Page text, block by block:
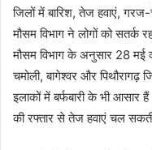
जिलों में बारिश, तेज हवाएं,
मौसम विभाग ने लोगों को सतर्क
मौसम विभाग के अनुसार 28 मई
चमोली, बागेश्वर और पिथौरागढ़
इलाकों में बर्फबारी के भी आसार
की रफ्तार से तेज हवाएं चल